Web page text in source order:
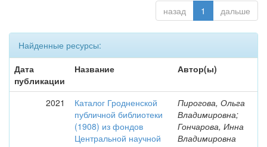
назад 1 дальше
Найденные ресурсы:
Дата
публикации
Название Автор(ы)
2021
Каталог Гродненской
публичной библиотеки
(1908) из фондов
Центральной научной
Пирогова, Ольга
Владимировна;
Гончарова, Инна
Владимировна